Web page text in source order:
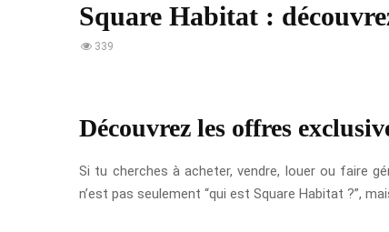
Square Habitat :
339
Découvrez les offres
Si tu cherches à acheter, vendre, louer ou faire
n’est pas seulement “qui est Square Habitat ?”,